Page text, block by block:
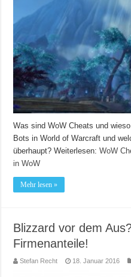
Was sind WoW Cheats und
Bots in World of Warcraft und
überhaupt?Weiterlesen:WoW
in WoW
Mehr lesen »
Blizzard vor dem
Firmenanteile!
Stefan Recht 18. Januar 2016